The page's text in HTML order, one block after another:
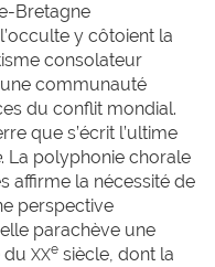
Bretagne
y côtoient la
consolateur
communauté
du conflit mondial.
que s’écrit l’ultime
. La polyphonie chorale
affirme la nécessité de
perspective
parachève une
du XXe siècle, dont la